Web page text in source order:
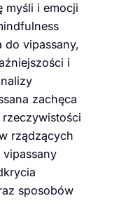
myśli i emocji
do vipassany,
i
zachęca
rządzących
sposobów